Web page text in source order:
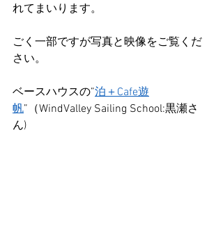
れてまいります。
ごく一部ですが写真と映像をご覧くだ
さい。
ベースハウスの”泊＋Cafe遊
帆”（WindValley Sailing School:黒瀬さ
ん)